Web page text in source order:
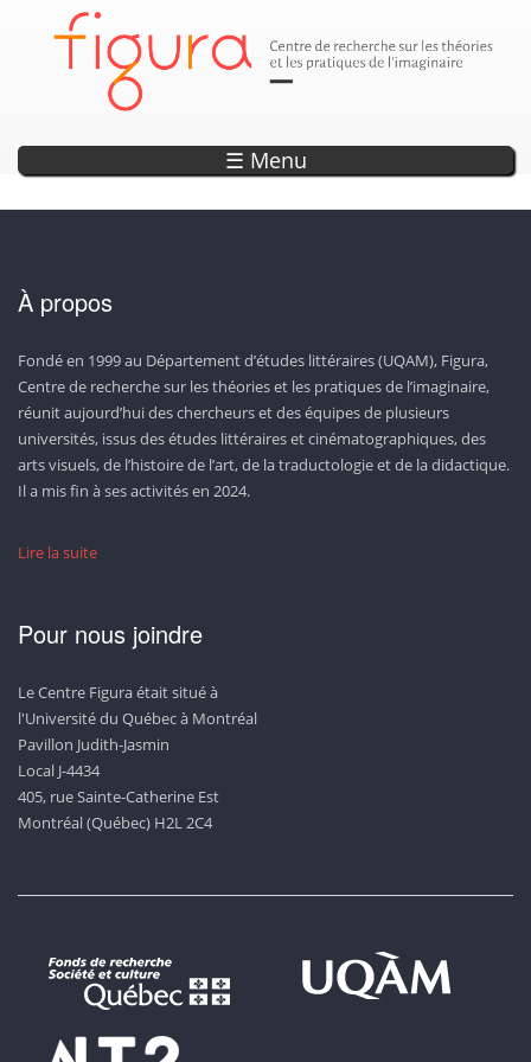
☰ Menu
Parution
20 ANS DE PROJETS WEB !
Annonce
EXPLORER L'OBSERVATOIRE DE L'IMAGINAIRE
CONTEMPORAIN!
Annonce
DÉCOUVREZ LES SEPTS OUVRAGES DE LA COLLECTION «
PHOTONS »
Annonce
ENCODAGE — UN OUTIL DE RECHERCHE ET
D’ANTHOLOGISATION SUR L’IMAGINAIRE
Annonce
LISEZ LA REVUE CAPTURES!
À propos
Fondé en 1999 au Département d’études littéraires (UQAM), Figura,
Centre de recherche sur les théories et les pratiques de l’imaginaire,
réunit aujourd’hui des chercheurs et des équipes de plusieurs
universités, issus des études littéraires et cinématographiques, des
arts visuels, de l’histoire de l’art, de la traductologie et de la didactique.
Il a mis fin à ses activités en 2024.
Lire la suite
Pour nous joindre
Le Centre Figura était situé à
l'Université du Québec à Montréal
Pavillon Judith-Jasmin
Local J-4434
405, rue Sainte-Catherine Est
Montréal (Québec) H2L 2C4